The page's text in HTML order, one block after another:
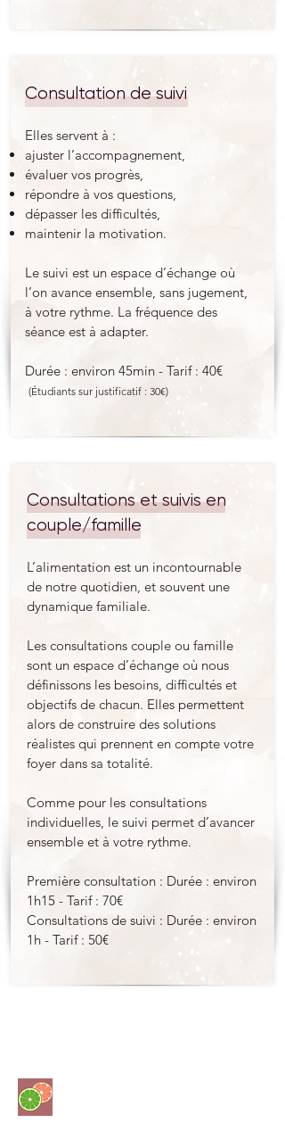
Consultation de suivi
Elles servent à :
ajuster l’accompagnement,
évaluer vos progrès,
répondre à vos questions,
dépasser les difficultés,
maintenir la motivation.
Le suivi est un espace d’échange où
l’on avance ensemble, sans jugement,
à votre rythme. La fréquence des
séance est à adapter.
Durée : environ 45min - Tarif : 40€
(Étudiants sur justificatif : 30€)
Consultations et suivis en
couple/famille
L’alimentation est un incontournable
de notre quotidien, et souvent une
dynamique familiale.
Les consultations couple ou famille
sont un espace d’échange où nous
définissons les besoins, difficultés et
objectifs de chacun. Elles permettent
alors de construire des solutions
réalistes qui prennent en compte votre
foyer dans sa totalité.
Comme pour les consultations
individuelles, le suivi permet d’avancer
ensemble et à votre rythme.
Première consultation : Durée : environ
1h15 - Tarif : 70€
Consultations de suivi : Durée : environ
1h - Tarif : 50€
Prestations